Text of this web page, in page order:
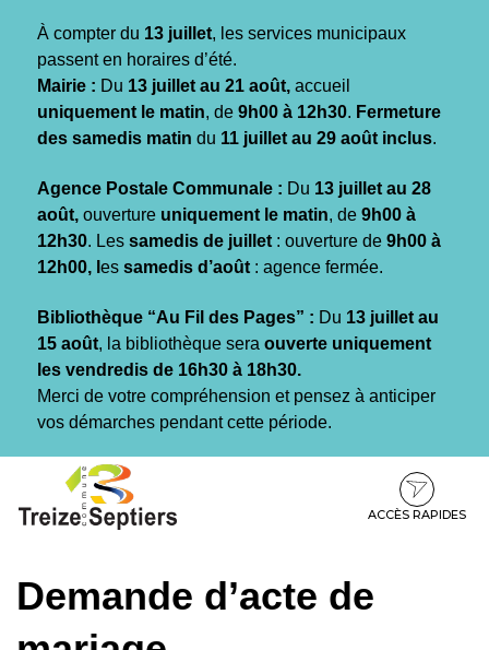
À compter du 13 juillet, les services municipaux
passent en horaires d’été.
Mairie : Du 13 juillet au 21 août, accueil
uniquement le matin, de 9h00 à 12h30. Fermeture
des samedis matin du 11 juillet au 29 août inclus.
Agence Postale Communale : Du 13 juillet au 28
août, ouverture uniquement le matin, de 9h00 à
12h30. Les samedis de juillet : ouverture de 9h00 à
12h00, l es samedis d’août : agence fermée.
Bibliothèque “Au Fil des Pages” : Du 13 juillet au
15 août, la bibliothèque sera ouverte uniquement
les vendredis de 16h30 à 18h30.
Merci de votre compréhension et pensez à anticiper
vos démarches pendant cette période.
contenu
pied
ACCÈS RAPIDES
Demande d’acte de